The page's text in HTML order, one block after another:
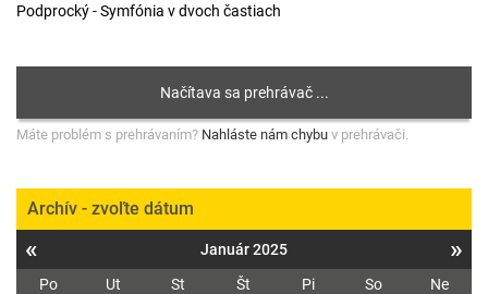
Podprocký - Symfónia v dvoch častiach
Máte problém s prehrávaním? Nahláste nám chybu v prehrávači.
Archív - zvoľte dátum
« Január 2025 »
Po Ut St Št Pi So
Ne